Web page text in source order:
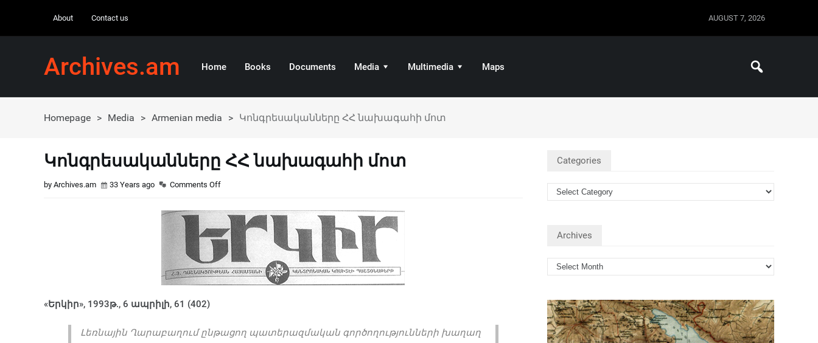
About Contact us AUGUST 7, 2026
Archives.am Home Books Documents Media Multimedia Maps
Homepage > Media > Armenian media > Կոնգրեսականները ՀՀ նախագահի մոտ
Կոնգրեսականները ՀՀ նախագահի մոտ
by Archives.am 33 Years ago Comments Off
«Երկիր», 1993թ., 6 ապրիլի, 61 (402)
Լեռնային Ղարաբաղում ընթացող պատերազմական գործողությունների խաղաղ
Categories
Archives